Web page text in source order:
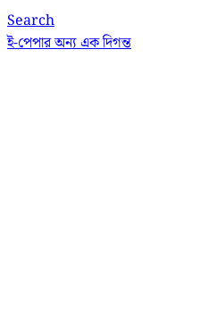
Search
ই-পেপারঅন্য এক দিগন্ত